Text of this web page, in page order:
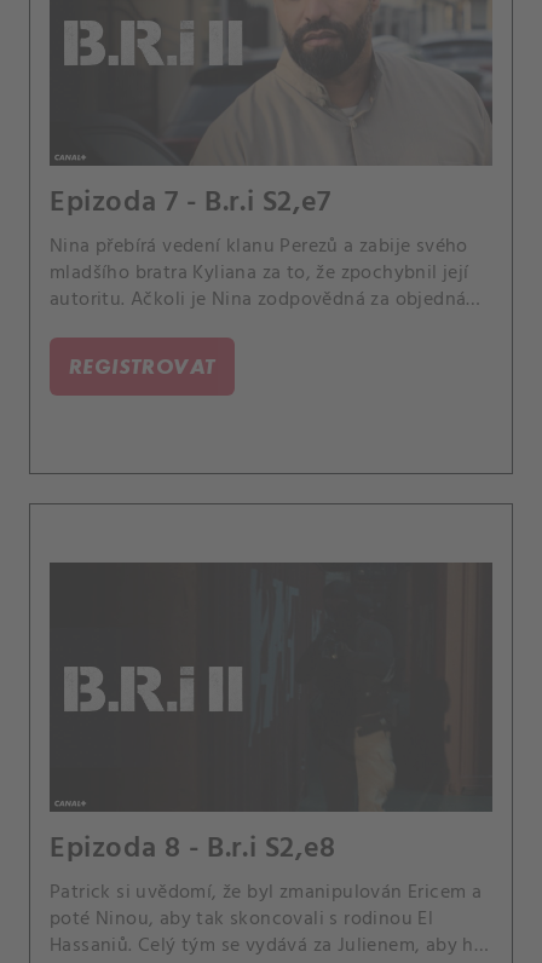
Epizoda 7 - B.r.i S2,e7
Nina přebírá vedení klanu Perezů a zabije svého
mladšího bratra Kyliana za to, že zpochybnil její
autoritu. Ačkoli je Nina zodpovědná za objednání
REGISTROVAT
Epizoda 8 - B.r.i S2,e8
Patrick si uvědomí, že byl zmanipulován Ericem a
poté Ninou, aby tak skoncovali s rodinou El
Hassaniů. Celý tým se vydává za Julienem, aby ho